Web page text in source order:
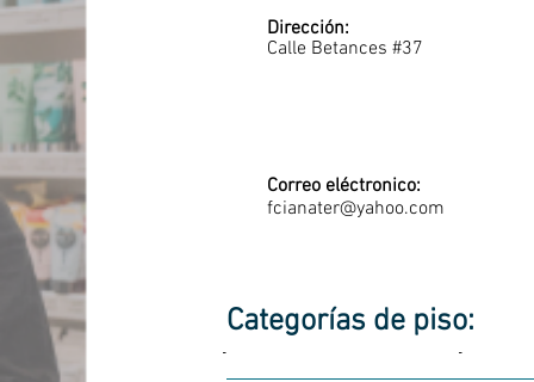
Dirección:
Calle Betances #37
Correo eléctronico:
fcianater@yahoo.com
Categorías de piso:
- -